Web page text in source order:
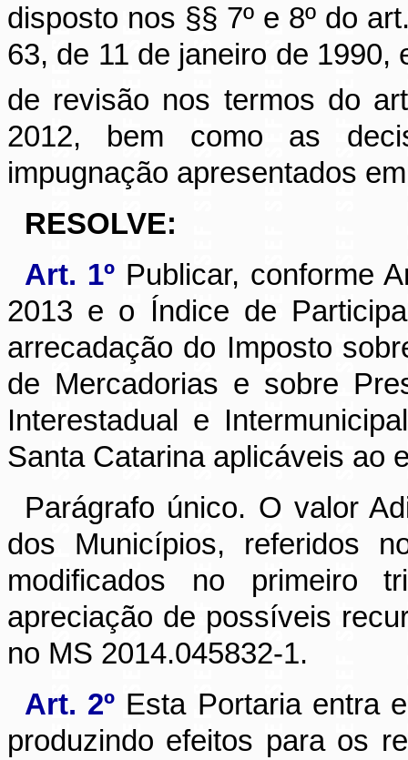
disposto nos §§ 7º e 8º do
63, de 11 de janeiro de
de revisão nos termos do
2012, bem como as
impugnação apresentados
RESOLVE:
Art. 1ºPublicar, conforme
2013 e o Índice de
arrecadação do Imposto
de Mercadorias e sobre
Interestadual e
Santa Catarina aplicáveis ao
Parágrafo único. O valor
dos Municípios, referidos
modificados no primeiro
apreciação de possíveis
no MS 2014.045832-1.
Art. 2º Esta Portaria entra
produzindo efeitos para os